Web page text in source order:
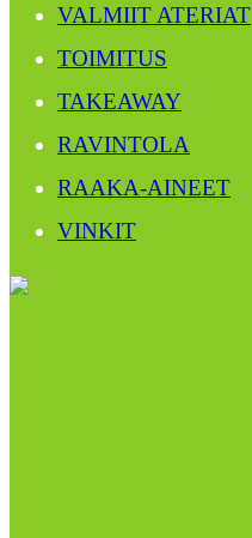
VALMIIT ATERIAT
TOIMITUS
TAKEAWAY
RAVINTOLA
RAAKA-AINEET
VINKIT